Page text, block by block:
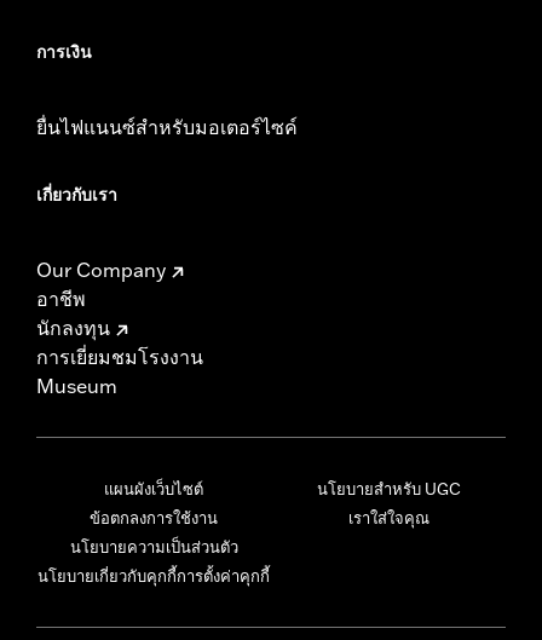
การเงิน
ยื่นไฟแนนซ์สำหรับมอเตอร์ไซค์
เกี่ยวกับเรา
Our Company
อาชีพ
นักลงทุน
การเยี่ยมชมโรงงาน
Museum
แผนผังเว็บไซต์
ข้อตกลงการใช้งาน
นโยบายความเป็นส่วนตัว
นโยบายเกี่ยวกับคุกกี้การตั้งค่าคุกกี้
นโยบายสำหรับ UGC
เราใส่ใจคุณ